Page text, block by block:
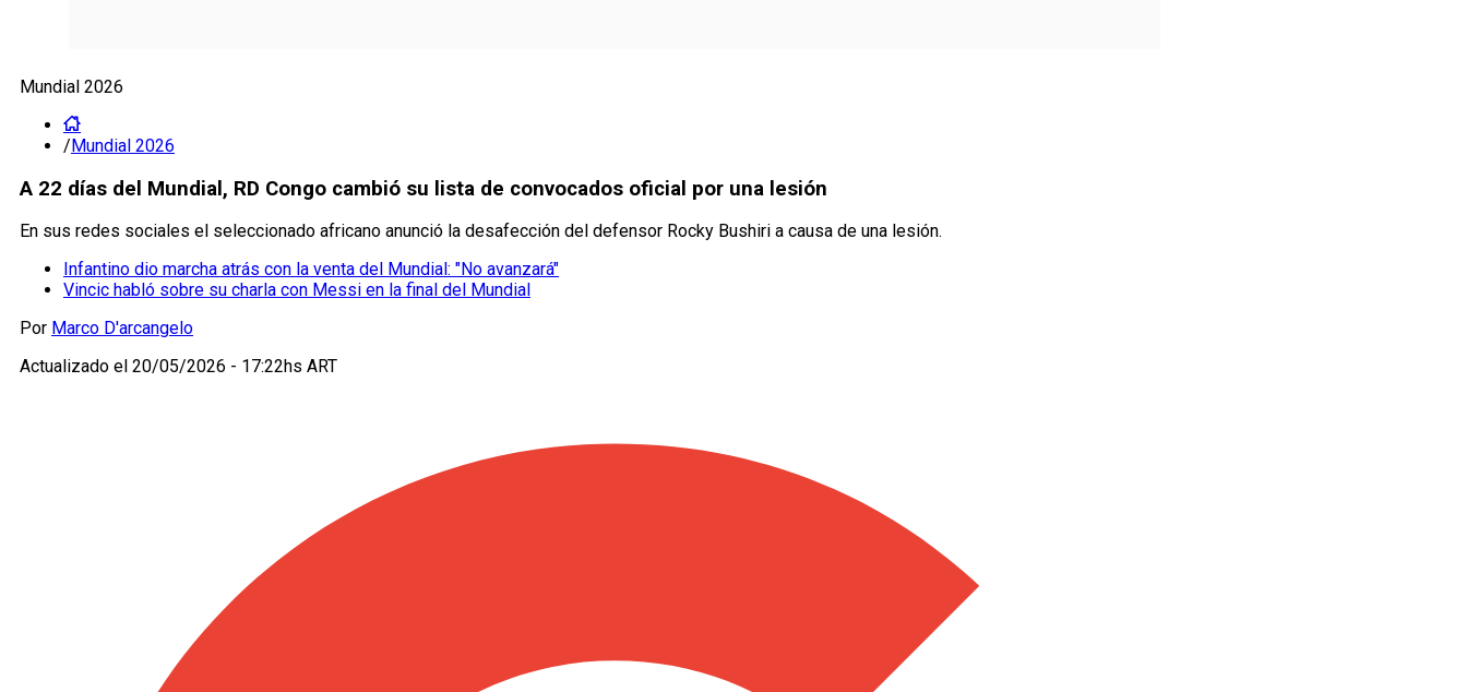
Mundial 2026
/Mundial 2026
A 22 días del Mundial, RD Congo cambió su lista de convocados oficial por una lesión
En sus redes sociales el seleccionado africano anunció la desafección del defensor Rocky Bushiri a causa de una lesión.
Infantino dio marcha atrás con la venta del Mundial: "No avanzará"
Vincic habló sobre su charla con Messi en la final del Mundial
Por Marco D'arcangelo
Actualizado el 20/05/2026 - 17:22hs ART